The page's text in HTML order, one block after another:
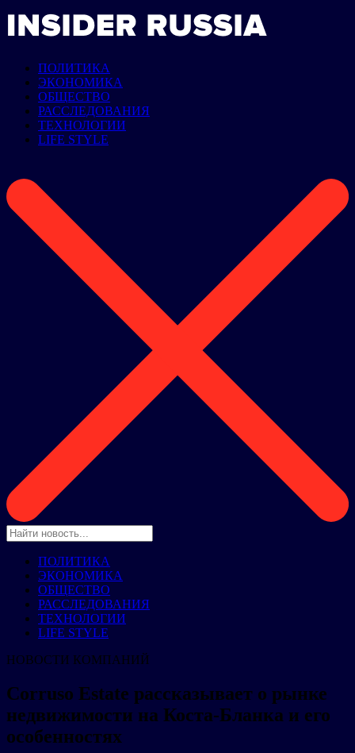
ПОЛИТИКА
ЭКОНОМИКА
ОБЩЕСТВО
РАССЛЕДОВАНИЯ
ТЕХНОЛОГИИ
LIFE STYLE
ПОЛИТИКА
ЭКОНОМИКА
ОБЩЕСТВО
РАССЛЕДОВАНИЯ
ТЕХНОЛОГИИ
LIFE STYLE
НОВОСТИ КОМПАНИЙ
Corruso Estate рассказывает о рынке
недвижимости на Коста-Бланка и его
особенностях